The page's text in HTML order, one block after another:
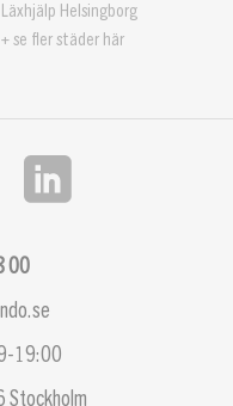
Läxhjälp Helsingborg
+ se fler städer här
00
19:00
Stockholm